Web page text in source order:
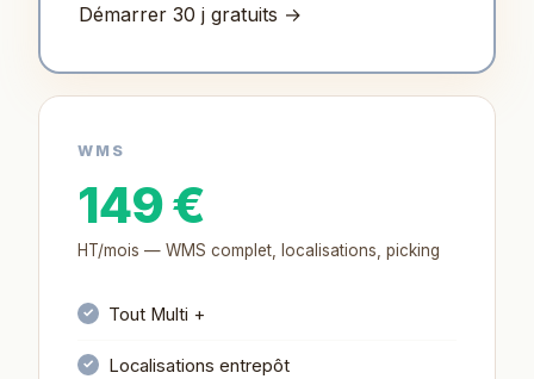
Démarrer 30 j gratuits →
WMS
149 €
HT/mois — WMS complet, localisations, picking
Tout Multi +
Localisations entrepôt